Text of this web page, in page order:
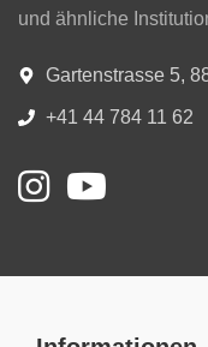
und ähnliche
Gartenstrasse 5,
+41 44 784 11 62